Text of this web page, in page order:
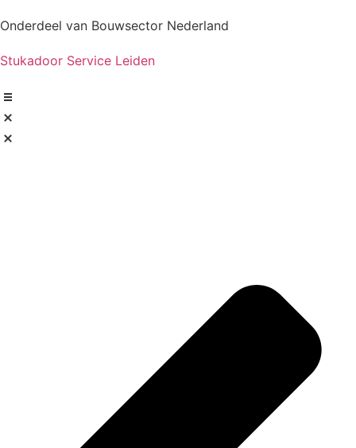
Onderdeel van Bouwsector Nederland
Stukadoor Service Leiden